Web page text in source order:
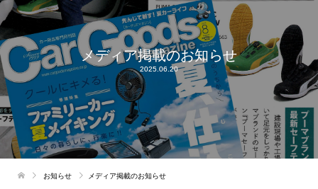
メディア掲載のお知らせ
2025.06.20
お知らせ メディア掲載のお知らせ